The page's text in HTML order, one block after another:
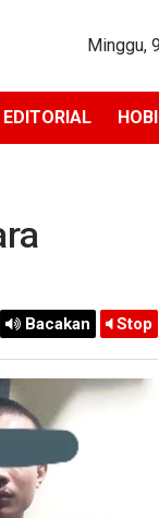
Minggu,
EDITORIAL HOBI
Bacakan Stop